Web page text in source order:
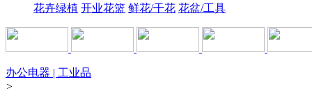
花卉绿植 开业花篮 鲜花/干花 花盆/工具
办公电器 | 工业品
>